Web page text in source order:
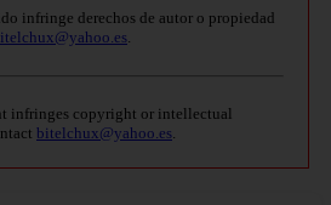
infringe derechos de autor o propiedad
.
infringes copyright or intellectual
bitelchux@yahoo.es.